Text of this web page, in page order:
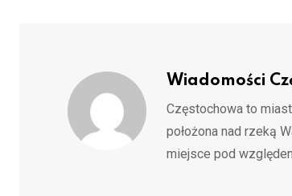
Wiadomości
Częstochowa to
położona nad rzeką
miejsce pod